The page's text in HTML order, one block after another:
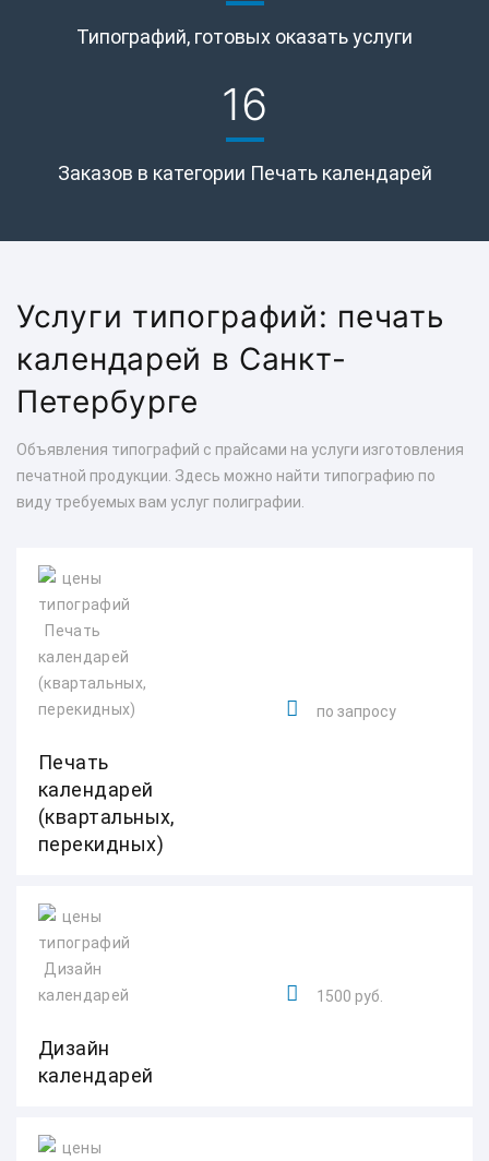
Типографий, готовых оказать услуги
16
Заказов в категории Печать календарей
Услуги типографий: печать
календарей в Санкт-
Петербурге
Объявления типографий с прайсами на услуги изготовления
печатной продукции. Здесь можно найти типографию по
виду требуемых вам услуг полиграфии.
Печать
календарей
(квартальных,
перекидных)
по запросу
Дизайн
календарей
1500 руб.